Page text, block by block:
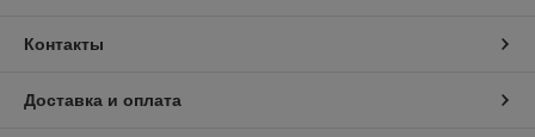
Контакты
Доставка и оплата